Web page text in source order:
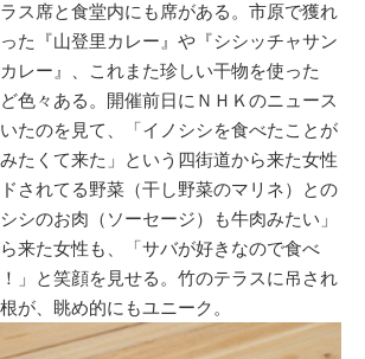
ス席と食堂内にも席がある。市原で獲れ
た『山登里カレー』や『シシッチャサン
レー』、これまた珍しい干物を使った
ど色々ある。開催前日にＮＨＫのニュース
たのを見て、「イノシシを食べたことが
たくて来た」という四街道から来た女性
されてる野菜（干し野菜のマリネ）との
シのお肉（ソーセージ）も牛肉みたい」
来た女性も、「サバが好きなので食べ
」と笑顔を見せる。竹のテラスに吊され
が、眺め的にもユニーク。